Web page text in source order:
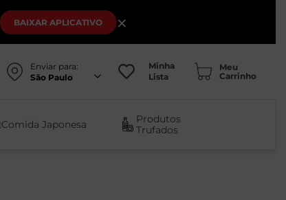
BAIXAR APLICATIVO ×
Enviar para:
São Paulo
Minha
Lista
Comida Japonesa
Produtos
Trufados